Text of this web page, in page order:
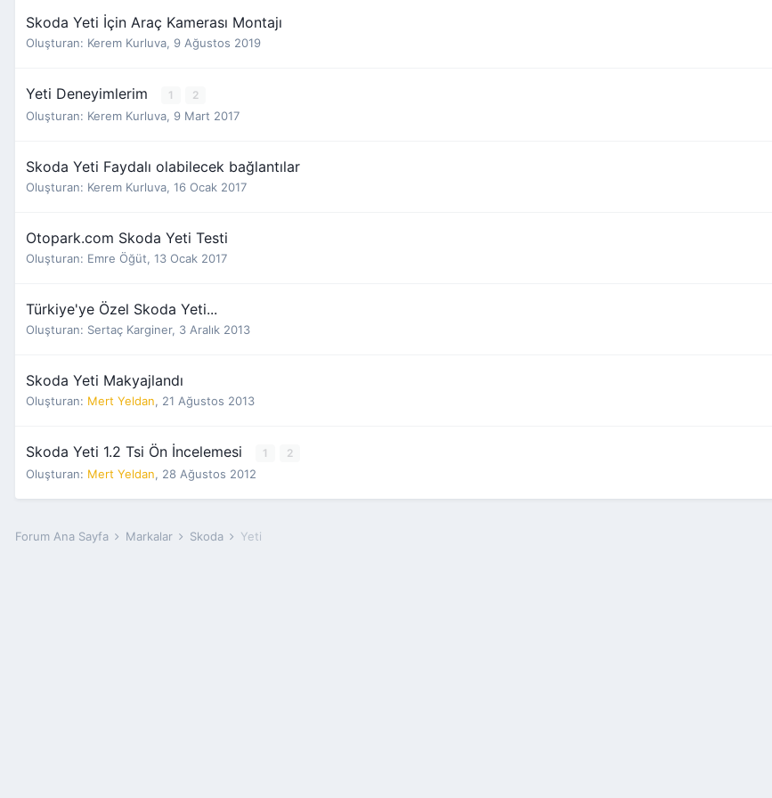
Skoda Yeti İçin Araç Kamerası Montajı
Oluşturan: Kerem Kurluva, 9 Ağustos 2019
Yeti Deneyimlerim 1 2
Oluşturan: Kerem Kurluva, 9 Mart 2017
Skoda Yeti Faydalı olabilecek bağlantılar
Oluşturan: Kerem Kurluva, 16 Ocak 2017
Otopark.com Skoda Yeti Testi
Oluşturan: Emre Öğüt, 13 Ocak 2017
Türkiye'ye Özel Skoda Yeti...
Oluşturan: Sertaç Karginer, 3 Aralık 2013
Skoda Yeti Makyajlandı
Oluşturan: Mert Yeldan, 21 Ağustos 2013
Skoda Yeti 1.2 Tsi Ön İncelemesi 1 2
Oluşturan: Mert Yeldan, 28 Ağustos 2012
Forum Ana Sayfa Markalar Skoda Yeti